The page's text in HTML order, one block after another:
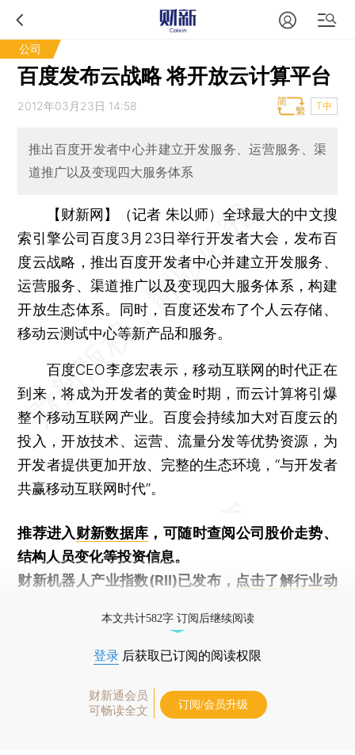
公司
百度发布云战略 将开放云计算平台
2012年03月23日 14:58 T中
推出百度开发者中心并建立开发服务、运营服务、渠
道推广以及变现四大服务体系
【财新网】（记者 朱以师） 全球最大的中文搜
索引擎公司百度3月23日举行开发者大会，发布百
度云战略，推出百度开发者中心并建立开发服务、
运营服务、渠道推广以及变现四大服务体系，构建
开放生态体系。同时，百度还发布了个人云存储、
移动云测试中心等新产品和服务。
百度CEO李彦宏表示，移动互联网的时代正在
到来，将成为开发者的黄金时期，而云计算将引爆
整个移动互联网产业。百度会持续加大对百度云的
投入，开放技术、运营、流量分发等优势资源，为
开发者提供更加开放、完整的生态环境，“与开发者
共赢移动互联网时代”。
推荐进入财新数据库 ，可随时查阅公司股价走势、
结构人员变化等投资信息。
财新机器人产业指数(RII)已发布， 点击了解行业动
本文共计582字 订阅后继续阅读
登录 后获取已订阅的阅读权限
财新通会员
可畅读全文
订阅/会员升级